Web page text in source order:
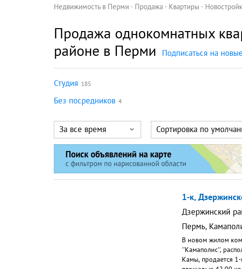
Недвижимость в Перми Продажа Квартиры
Продажа однокомнатных
районе в Перми
Подписаться на
Студия 185
Без посредников 4
За все время Сортировка по
1-к,
Дзержинский
Пермь,
В новом жилом
''Камаполис'',
Камы, продается